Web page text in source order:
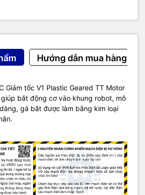
Hướng dẫn mua hàng
Giảm tốc V1 Plastic Geared TT Motor
bắt động cơ vào khung robot, mô
gá bắt được làm bằng kim loại